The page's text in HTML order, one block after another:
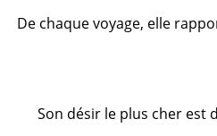
De chaque voyage, elle
Son désir le plus cher est